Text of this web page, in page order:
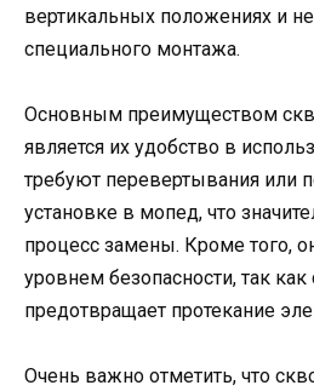
вертикальных положениях и
специального монтажа.
Основным преимуществом
является их удобство в
требуют перевертывания или
установке в мопед, что
процесс замены. Кроме того,
уровнем безопасности, так
предотвращает протекание
Очень важно отметить, что